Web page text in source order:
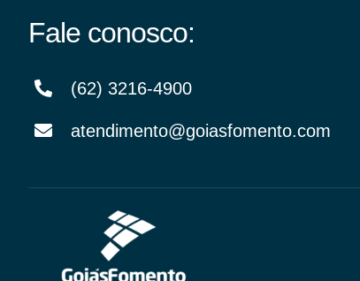
Fale conosco:
(62) 3216-4900
atendimento@goiasfomento.com